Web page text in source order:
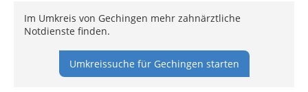
Im Umkreis von Gechingen mehr zahnärztliche
Notdienste finden.
Umkreissuche für Gechingen starten